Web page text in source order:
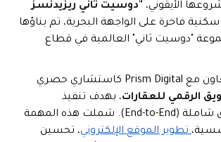
الأيقوني، "دوسيت ثاني ريزيدنسز
فاخرة على الواجهة البحرية، تم بناؤها
"دوسيت ثاني" العالمية في قطاع
اختارت "عقار" التعاون مع Prism Digital كاستشاري حصري
الرقمي للعقارات، بهدف تنفيذ
استراتيجية إطلاق شاملة (End-to-End). شملت هذه المهمة
تطوير الموقع الإلكتروني، تحسين